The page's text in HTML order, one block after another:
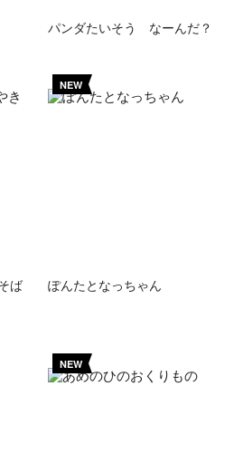
パンダたいそう なーんだ？
ば
NEW
ぽんたとなっちゃん
NEW